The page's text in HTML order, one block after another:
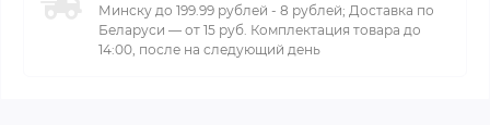
Минску до 199.99 рублей - 8 рублей; Доставка по
Беларуси — от 15 руб. Комплектация товара до
14:00, после на следующий день